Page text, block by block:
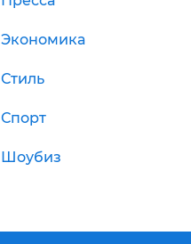
Экономика
Стиль
Спорт
Шоубиз